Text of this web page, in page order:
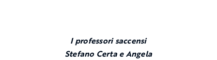
I professori saccensi
Stefano Certa e Angela